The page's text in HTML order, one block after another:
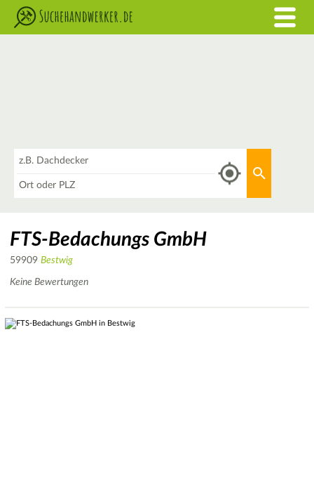
FTS-Bedachungs GmbH
59909 Bestwig
Keine Bewertungen